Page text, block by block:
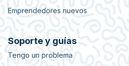
Emprendedores nuevos
Soporte y guías
Tengo un problema